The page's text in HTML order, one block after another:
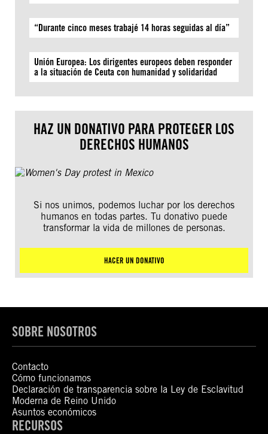
“Durante cinco meses trabajé 14 horas seguidas al día”
Unión Europea: Los dirigentes europeos deben responder
a la situación de Ceuta con humanidad y solidaridad
HAZ UN DONATIVO PARA PROTEGER LOS
DERECHOS HUMANOS
Si nos unimos, podemos luchar por los derechos
humanos en todas partes. Tu donativo puede
transformar la vida de millones de personas.
HACER UN DONATIVO
SOBRE NOSOTROS
Contacto
Cómo funcionamos
Declaración de transparencia sobre la Ley de Esclavitud
Moderna de Reino Unido
Asuntos económicos
RECURSOS